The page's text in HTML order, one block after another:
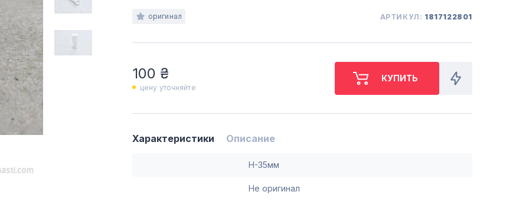
(044) 223 32 81
М. ХАРЬКОВСКАЯ - ВТ-СБ,
С 10-00 ДО 18-00
оригинал АРТИКУЛ: 1817122801
100 ₴
цену уточняйте
Характеристики Описание
H-35мм
Не оригинал